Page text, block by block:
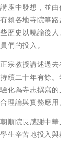
座中發想，並由
賴各地寺院篳
歷史以曉諭後
們的投入。
宗教授講述過
續二十年有餘
化為寺志撰寫
理論與實務應用
順院長感謝中
生辛苦地投入